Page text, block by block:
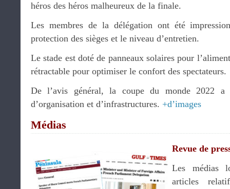
héros des héros malheureux de la finale.
Les membres de la délégation ont été
protection des sièges et le niveau d’entretien.
Le stade est doté de panneaux solaires pour
rétractable pour optimiser le confort des spectateurs.
De l’avis général, la coupe du monde 2022
d’organisation et d’infrastructures. +d’images
Médias
Revue de
Les médias
articles